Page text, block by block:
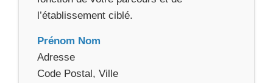
l’établissement ciblé.
Prénom Nom
Adresse
Code Postal, Ville